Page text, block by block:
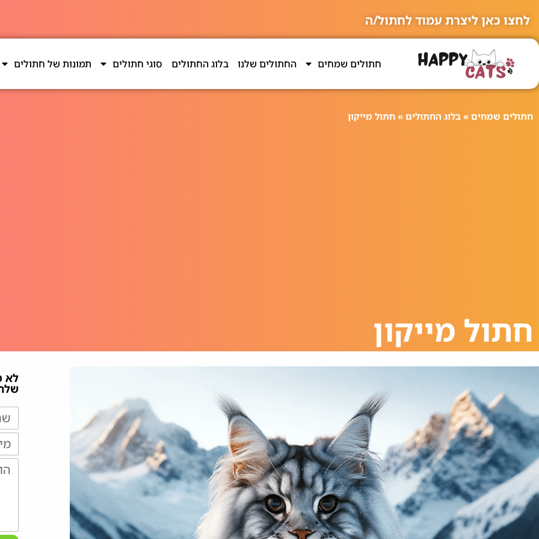
לחצו כאן ליצרת עמוד לחתול/ה
חתולים שמחים החתולים שלנו בלוג החתולים סוגי חתולים תמונות של חתולים
חתולים שמחים » בלוג החתולים » חתול מייקון
חתול מייקון
לא